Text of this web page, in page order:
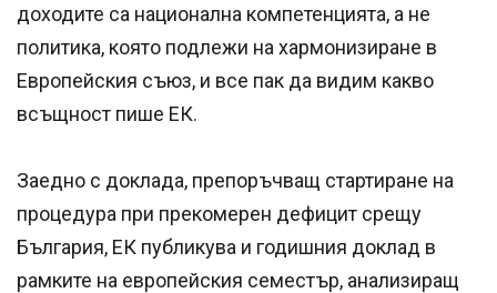
доходите са национална компетенцията, а не
политика, която подлежи на хармонизиране в
Европейския съюз, и все пак да видим какво
всъщност пише ЕК.
Заедно с доклада, препоръчващ стартиране на
процедура при прекомерен дефицит срещу
България, ЕК публикува и годишния доклад в
рамките на европейския семестър, анализиращ